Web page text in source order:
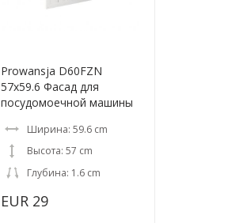
Prowansja D60FZN
57x59.6 Фасад для
посудомоечной машины
Ширина: 59.6 cm
Высота: 57 cm
Глубина: 1.6 cm
EUR 29